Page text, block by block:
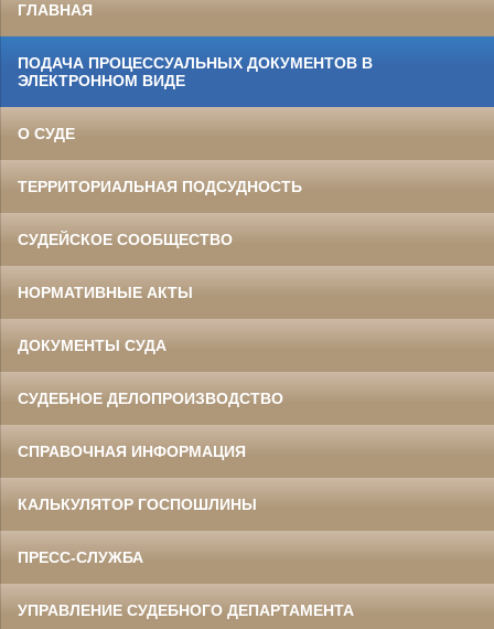
ГЛАВНАЯ
ПОДАЧА ПРОЦЕССУАЛЬНЫХ ДОКУМЕНТОВ В
ЭЛЕКТРОННОМ ВИДЕ
О СУДЕ
ТЕРРИТОРИАЛЬНАЯ ПОДСУДНОСТЬ
СУДЕЙСКОЕ СООБЩЕСТВО
НОРМАТИВНЫЕ АКТЫ
ДОКУМЕНТЫ СУДА
СУДЕБНОЕ ДЕЛОПРОИЗВОДСТВО
СПРАВОЧНАЯ ИНФОРМАЦИЯ
КАЛЬКУЛЯТОР ГОСПОШЛИНЫ
ПРЕСС-СЛУЖБА
УПРАВЛЕНИЕ СУДЕБНОГО ДЕПАРТАМЕНТА